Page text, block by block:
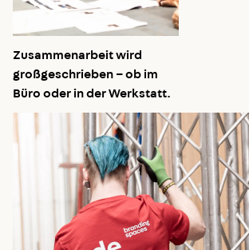
Zusammenarbeit wird
großgeschrieben – ob im
Büro oder in der Werkstatt.